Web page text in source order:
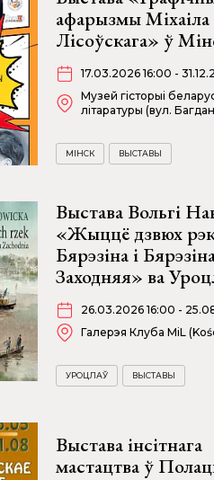
афарызмы Міхаіла
Лісоўскага» ў
17.03.2026 16:00 -
Музей гісторыі
літаратуры (вул.
МІНСК ВЫСТАВЫ
Выстава Вольгі
«Жыццё дзвюх
Бярэзіна і
Заходняя» ва
26.03.2026 16:00 -
Галерэя Клуба MiL
УРОЦЛАЎ ВЫСТАВЫ
Выстава інсітнага
мастацтва ў